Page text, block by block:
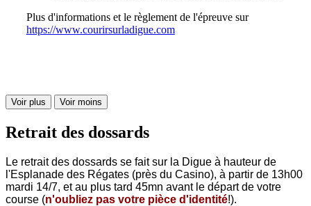
Plus d'informations et le règlement de l'épreuve sur
https://www.courirsurladigue.com
Voir plus Voir moins
Retrait des dossards
Le retrait des dossards se fait sur la Digue à hauteur de
l'Esplanade des Régates (près du Casino), à partir de 13h00
mardi 14/7, et au plus tard 45mn avant le départ de votre
course (n'oubliez pas votre pièce d'identité!).